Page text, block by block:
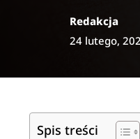
Redakcja
24 lutego,
Spis treści